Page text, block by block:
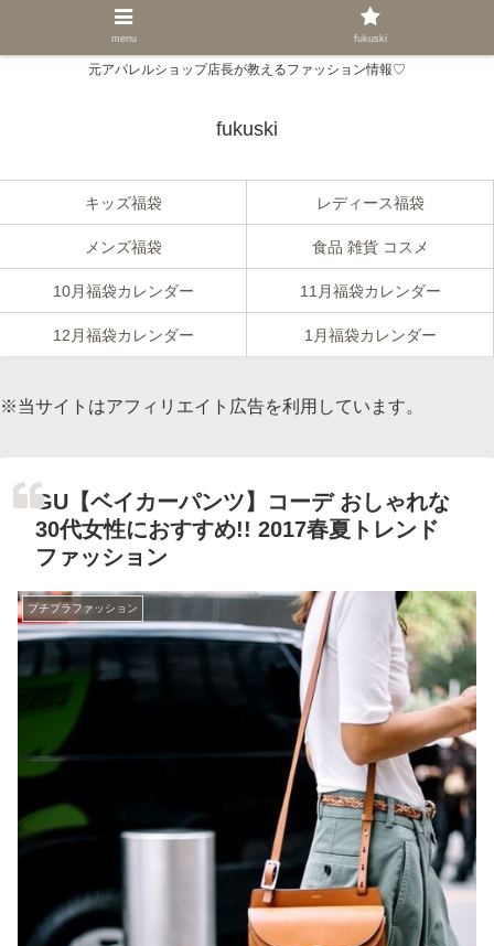
元アパレルショップ店長が教えるファッション情報♡
fukuski
キッズ福袋 レディース福袋
メンズ福袋 食品 雑貨 コスメ
10月福袋カレンダー 11月福袋カレンダー
12月福袋カレンダー 1月福袋カレンダー
※当サイトはアフィリエイト広告を利用しています。
GU【ベイカーパンツ】コーデ おしゃれな
30代女性におすすめ!! 2017春夏トレンド
ファッション
プチプラファッション
menu fukuski